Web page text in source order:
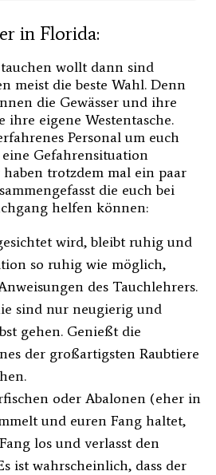
in Florida:
wollt dann sind
meist die beste Wahl. Denn
die Gewässer und ihre
ihre eigene Westentasche.
Personal um euch
Gefahrensituation
trotzdem mal ein paar
die euch bei
helfen können:
wird, bleibt ruhig und
so ruhig wie möglich,
des Tauchlehrers.
sind nur neugierig und
gehen. Genießt die
der großartigsten Raubtiere
oder Abalonen (eher in
und euren Fang haltet,
los und verlasst den
ist wahrscheinlich, dass der